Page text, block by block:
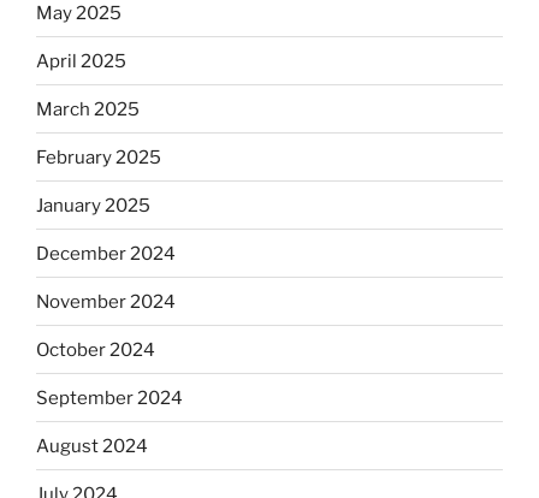
May 2025
April 2025
March 2025
February 2025
January 2025
December 2024
November 2024
October 2024
September 2024
August 2024